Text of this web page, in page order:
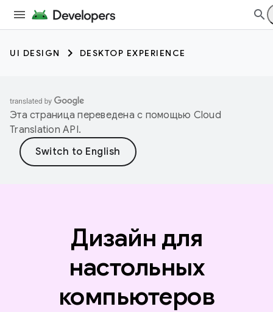
UI DESIGN DESKTOP EXPERIENCE
Эта страница переведена с помощью Cloud
Translation API.
Дизайн для
настольных
компьютеров